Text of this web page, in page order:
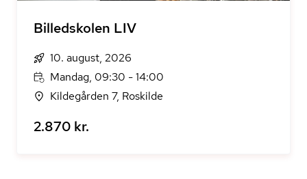
Billedskolen LIV
10. august, 2026
Mandag, 09:30 - 14:00
Kildegården 7, Roskilde
2.870 kr.